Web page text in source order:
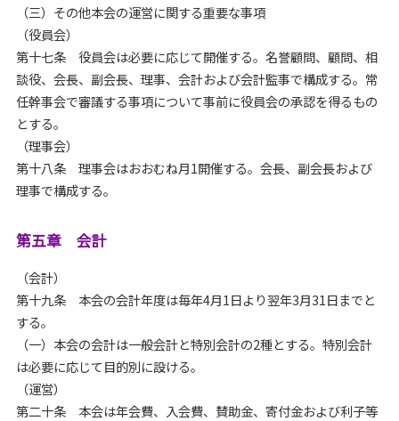
（三）その他本会の運営に関する重要な事項
（役員会）
第十七条 役員会は必要に応じて開催する。名誉顧問、顧問、相
談役、会長、副会長、理事、会計および会計監事で構成する。常
任幹事会で審議する事項について事前に役員会の承認を得るもの
とする。
（理事会）
第十八条 理事会はおおむね月1開催する。会長、副会長および
理事で構成する。
第五章 会計
（会計）
第十九条 本会の会計年度は毎年4月1日より翌年3月31日までと
する。
（一）本会の会計は一般会計と特別会計の2種とする。特別会計
は必要に応じて目的別に設ける。
（運営）
第二十条 本会は年会費、入会費、賛助金、寄付金および利子等